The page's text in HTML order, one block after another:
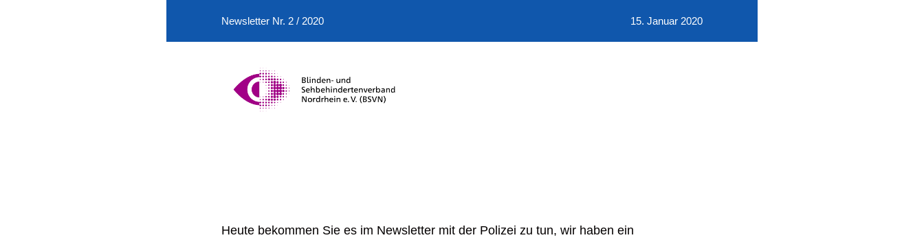
Newsletter Nr. 2 / 2020 15. Januar 2020
Heute bekommen Sie es im Newsletter mit der Polizei zu tun, wir haben ein